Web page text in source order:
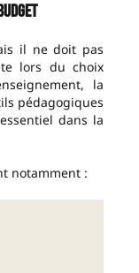
il ne doit pas
lors du choix
la
pédagogiques
dans la
notamment :